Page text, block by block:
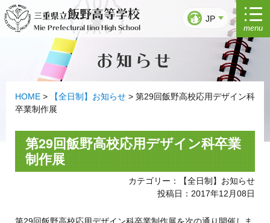
ン
三重県立飯野高等学校
Mie Prefectural Iino High School
JP
menu
お知らせ
HOME > 【全日制】お知らせ > 第29回飯野高校応用デザイン科
卒業制作展
第29回飯野高校応用デザイン科卒業
制作展
カテゴリー：【全日制】お知らせ
投稿日：2017年12月08日